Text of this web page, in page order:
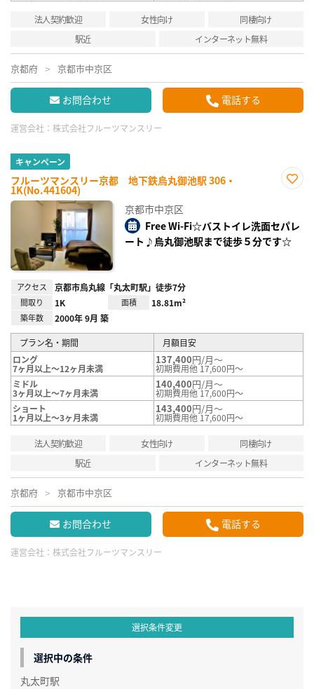
法人契約歓迎 女性向け
同棲向け
駅近
インターネット無料
京都府 京都市中京区
お問合わせ 電話する
運営会社： 株式会社フルーツマンスリー
キャンペーン
フルーツマンスリー京都 地下鉄烏丸御池駅 306・
1K(No.441604)
録
京都市中京区
Free Wi-Fi☆バストイレ洗面セパレ
ート♪烏丸御池駅まで徒歩５分です☆
アクセス 京都市烏丸線「丸太町駅」徒歩7分
間取り 1K 面積 18.81m²
築年数 2000年 9月 築
プラン名・期間
月額目安
ロング
7ヶ月以上～12ヶ月未満
137,400円/月～
初期費用他 17,600円～
ミドル
3ヶ月以上～7ヶ月未満
140,400円/月～
初期費用他 17,600円～
ショート
1ヶ月以上～3ヶ月未満
143,400円/月～
初期費用他 17,600円～
法人契約歓迎 女性向け
同棲向け
駅近
インターネット無料
京都府 京都市中京区
お問合わせ 電話する
運営会社： 株式会社フルーツマンスリー
選択条件変更
選択中の条件
丸太町駅